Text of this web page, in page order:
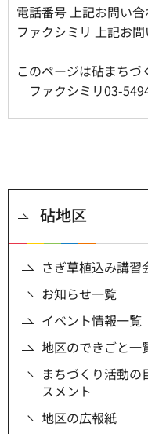
電話番号 上記お問い
ファクシミリ 上記お
このページは砧まち
ファクシミリ03-
砧地区
さぎ草植込み講習
お知らせ一覧
イベント情報一覧
地区のできごと一
まちづくり活動
スメント
地区の広報紙